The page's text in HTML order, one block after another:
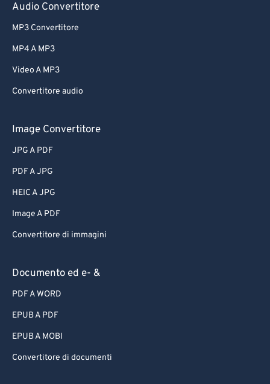
Audio Convertitore
MP3 Convertitore
MP4 A MP3
Video A MP3
Convertitore audio
Image Convertitore
JPG A PDF
PDF A JPG
HEIC A JPG
Image A PDF
Convertitore di immagini
Documento ed e- &
PDF A WORD
EPUB A PDF
EPUB A MOBI
Convertitore di documenti